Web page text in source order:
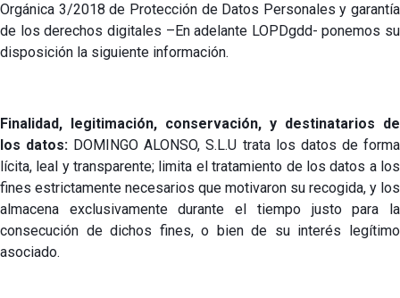
Orgánica 3/2018 de Protección de Datos Personales y garantía
de los derechos digitales –En adelante LOPDgdd- ponemos su
disposición la siguiente información.
Finalidad, legitimación, conservación, y destinatarios de
los datos: DOMINGO ALONSO, S.L.U trata los datos de forma
lícita, leal y transparente; limita el tratamiento de los datos a los
fines estrictamente necesarios que motivaron su recogida, y los
almacena exclusivamente durante el tiempo justo para la
consecución de dichos fines, o bien de su interés legítimo
asociado.